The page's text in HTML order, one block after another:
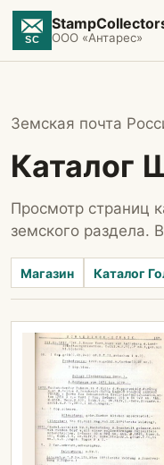
ООО «Антарес»
Земская почта
Каталог
Просмотр страниц
земского раздела.
Магазин Каталог